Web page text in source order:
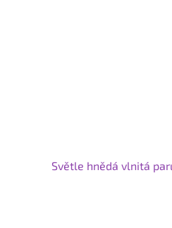
Světle hnědá vlnitá